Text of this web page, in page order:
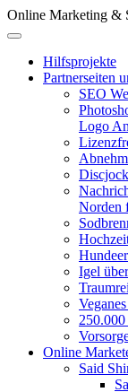
Zum
Inhalt
Online Marketing &
Above
HeaderHilfsprojekte
Partnerseiten
SEO
Logo
Norden
Igel
250.000
Online
Said